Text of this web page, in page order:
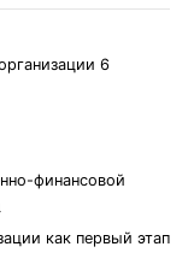
6
финансовой
как первый этап